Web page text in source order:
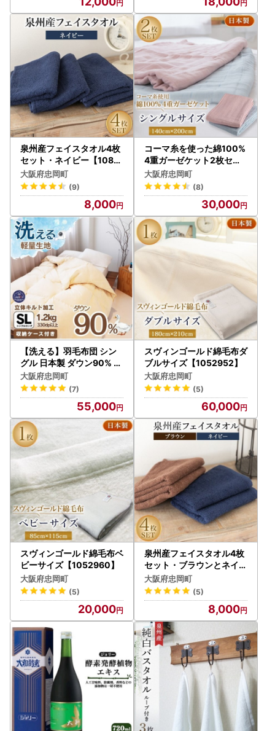
泉州産フェイスタオル4枚
セット・ネイビー【1082
356】
大阪府忠岡町
(9)
8,000
コーマ糸を使った綿100%
4重ガーゼケット2枚セッ
ト【1052954】
大阪府忠岡町
(8)
30,000
【洗える】羽毛布団 シン
グル 日本製 ダウン90% 1.
2kg 無地クリーム抗菌防
臭防ダニ立体キルト【112
7741】
大阪府忠岡町
(7)
55,000
スヴィンゴールド綿毛布ダ
ブルサイズ【1052952】
大阪府忠岡町
(5)
60,000
スヴィンゴールド綿毛布ベ
ビーサイズ【1052960】
大阪府忠岡町
(5)
20,000
泉州産フェイスタオル4枚
セット・ブラウンとネイビ
ー【1082360】
大阪府忠岡町
(5)
8,000